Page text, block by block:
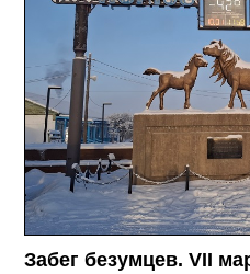
Забег безумцев. VII